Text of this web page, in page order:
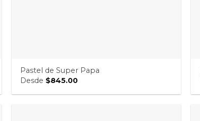
Pastel de Super Papa
Desde $845.00